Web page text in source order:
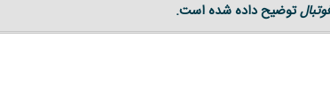
توضیح داده شده است.